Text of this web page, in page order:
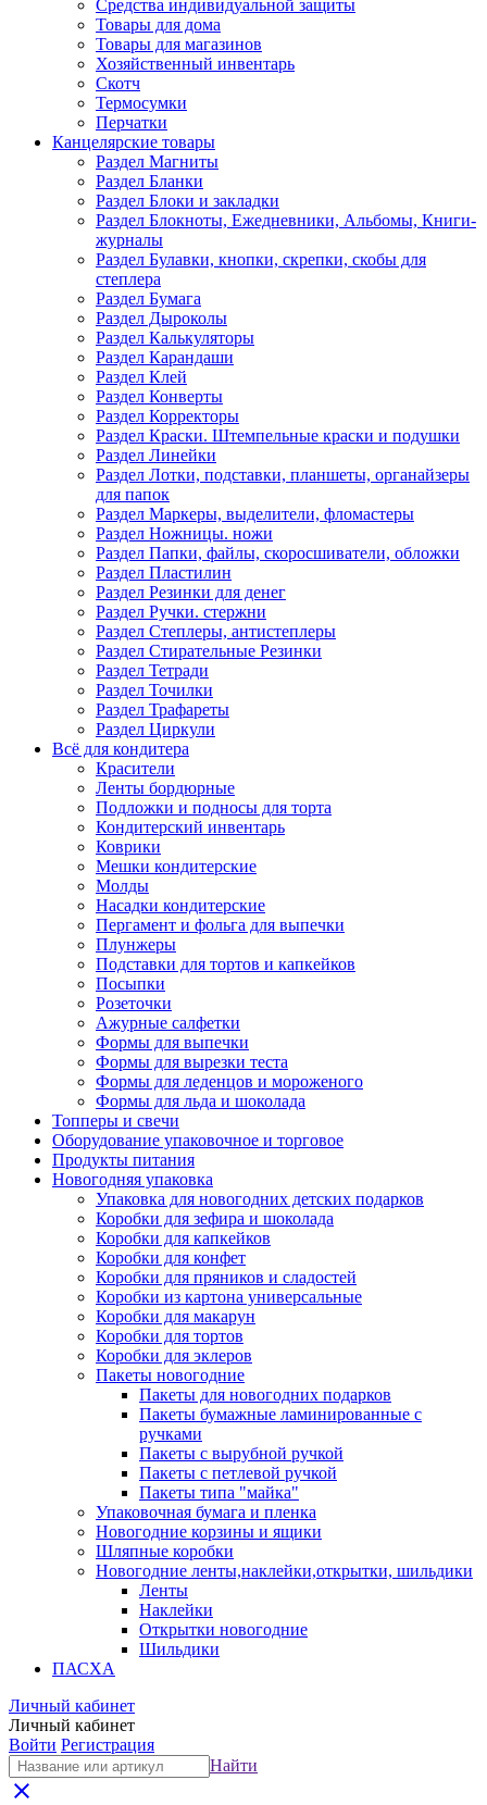
Средства индивидуальной защиты
Товары для дома
Товары для магазинов
Хозяйственный инвентарь
Скотч
Термосумки
Перчатки
Канцелярские товары
Раздел Магниты
Раздел Бланки
Раздел Блоки и закладки
Раздел Блокноты, Ежедневники, Альбомы, Книги-
журналы
Раздел Булавки, кнопки, скрепки, скобы для
степлера
Раздел Бумага
Раздел Дыроколы
Раздел Калькуляторы
Раздел Карандаши
Раздел Клей
Раздел Конверты
Раздел Корректоры
Раздел Краски. Штемпельные краски и подушки
Раздел Линейки
Раздел Лотки, подставки, планшеты, органайзеры
для папок
Раздел Маркеры, выделители, фломастеры
Раздел Ножницы. ножи
Раздел Папки, файлы, скоросшиватели, обложки
Раздел Пластилин
Раздел Резинки для денег
Раздел Ручки. стержни
Раздел Степлеры, антистеплеры
Раздел Стирательные Резинки
Раздел Тетради
Раздел Точилки
Раздел Трафареты
Раздел Циркули
Всё для кондитера
Красители
Ленты бордюрные
Подложки и подносы для торта
Кондитерский инвентарь
Коврики
Мешки кондитерские
Молды
Насадки кондитерские
Пергамент и фольга для выпечки
Плунжеры
Подставки для тортов и капкейков
Посыпки
Розеточки
Ажурные салфетки
Формы для выпечки
Формы для вырезки теста
Формы для леденцов и мороженого
Формы для льда и шоколада
Топперы и свечи
Оборудование упаковочное и торговое
Продукты питания
Новогодняя упаковка
Упаковка для новогодних детских подарков
Коробки для зефира и шоколада
Коробки для капкейков
Коробки для конфет
Коробки для пряников и сладостей
Коробки из картона универсальные
Коробки для макарун
Коробки для тортов
Коробки для эклеров
Пакеты новогодние
Пакеты для новогодних подарков
Пакеты бумажные ламинированные с
ручками
Пакеты с вырубной ручкой
Пакеты с петлевой ручкой
Пакеты типа "майка"
Упаковочная бумага и пленка
Новогодние корзины и ящики
Шляпные коробки
Новогодние ленты,наклейки,открытки, шильдики
Ленты
Наклейки
Открытки новогодние
Шильдики
ПАСХА
Личный кабинет
Личный кабинет
Войти Регистрация
Найти
close